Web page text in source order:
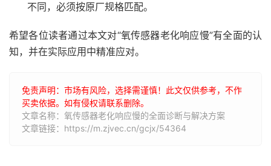
不同，必须按原厂规格匹配。
希望各位读者通过本文对“氧传感器老化响应慢”有全面的认
知，并在实际应用中精准应对。
免责声明：市场有风险，选择需谨慎！此文仅供参考，不作
买卖依据。如有侵权请联系删除。
文章名称：氧传感器老化响应慢的全面诊断与解决方案
文章链接：https://m.zjvec.cn/gcjx/54364